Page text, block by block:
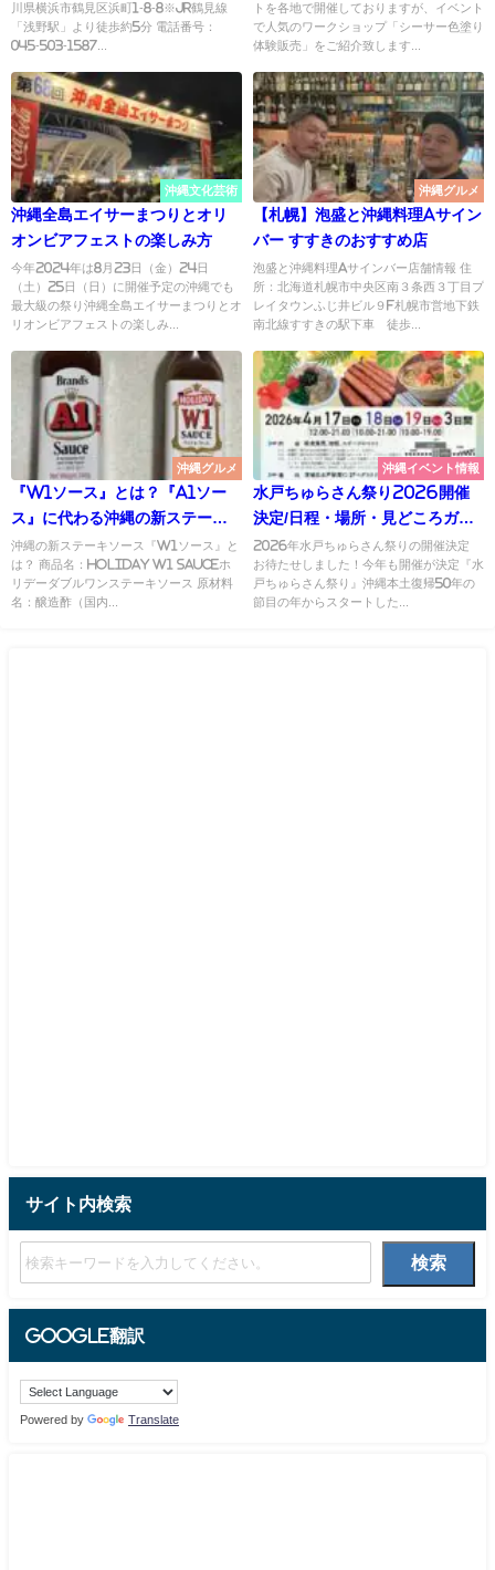
の味！
川県横浜市鶴見区浜町1-8-8※JR鶴見線
「浅野駅」より徒歩約5分 電話番号：
045-503-1587...
トを各地で開催しておりますが、イベント
で人気のワークショップ「シーサー色塗り
体験販売」をご紹介致します...
沖縄文化芸術
沖縄全島エイサーまつりとオリ
オンビアフェストの楽しみ方
今年2024年は8月23日（金）24日
（土）25日（日）に開催予定の沖縄でも
最大級の祭り沖縄全島エイサーまつりとオ
リオンビアフェストの楽しみ...
沖縄グルメ
【札幌】泡盛と沖縄料理Aサイン
バー すすきのおすすめ店
泡盛と沖縄料理Aサインバー店舗情報 住
所：北海道札幌市中央区南３条西３丁目プ
レイタウンふじ井ビル９F札幌市営地下鉄
南北線すすきの駅下車 徒歩...
沖縄グルメ
『W1ソース』とは？『A1ソー
ス』に代わる沖縄の新ステーキ
ソース
沖縄の新ステーキソース『W1ソース』と
は？ 商品名：HOLIDAY W1 SAUCEホ
リデーダブルワンステーキソース 原材料
名：醸造酢（国内...
沖縄イベント情報
水戸ちゅらさん祭り2026開催
決定/日程・場所・見どころガイ
ド【茨城沖縄イベント情報】
2026年水戸ちゅらさん祭りの開催決定
お待たせしました！今年も開催が決定『水
戸ちゅらさん祭り』沖縄本土復帰50年の
節目の年からスタートした...
サイト内検索
検索
Google翻訳
Powered by Translate